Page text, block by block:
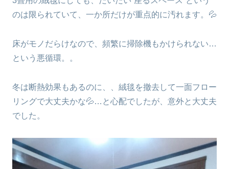
のは限られていて、一か所だけが重点的に汚れます。💦
床がモノだらけなので、頻繁に掃除機もかけられない…
という悪循環。。
冬は断熱効果もあるのに、、絨毯を撤去して一面フロー
リングで大丈夫かな💦…と心配でしたが、意外と大丈夫
でした。